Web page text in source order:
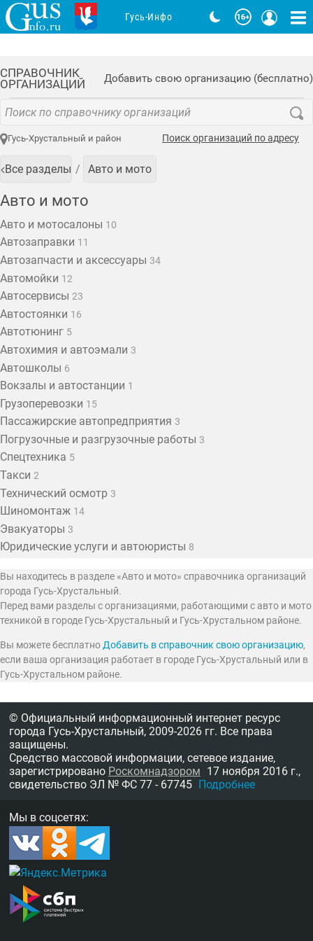
СПРАВОЧНИК
ОРГАНИЗАЦИЙ
Добавить свою организацию (бесплатно)
Гусь-Хрустальный и район Поиск организаций по адресу
Все разделы Авто и мото
Авто и мото
Авто и мотосалоны 10
Автозаправки 11
Автозапчасти и аксессуары 34
Автомойки 12
Автосервисы 23
Автостоянки 16
Автотюнинг 5
Автохимия и автоэмали 3
Автошколы 6
Вокзалы и автостанции 1
Грузоперевозки 15
Пассажирские автопредприятия 3
Погрузочные и разгрузочные работы 3
Спецтехника 5
Такси 2
Технический осмотр 3
Шиномонтаж 14
Эвакуаторы 3
Юридические услуги и автоюристы 8
Вы находитесь в разделе «Авто и мото» справочника организаций
города Гусь-Хрустальный.
Перед вами разделы с организациями, работающими с авто и мото
техникой в городе Гусь-Хрустальный и Гусь-Хрустальном районе.
Вы можете бесплатноДобавить в справочник свою организацию,
если ваша организация работает в городе Гусь-Хрустальный или в
Гусь-Хрустальном районе.
Гусь-Инфо
© Официальный информационный интернет ресурс
города Гусь-Хрустальный, 2009-2026 гг. Все права
защищены.
Средство массовой информации, сетевое издание,
зарегистрировано Роскомнадзором 17 ноября 2016 г.,
свидетельство ЭЛ № ФС 77 - 67745 Подробнее
Мы в соцсетях: